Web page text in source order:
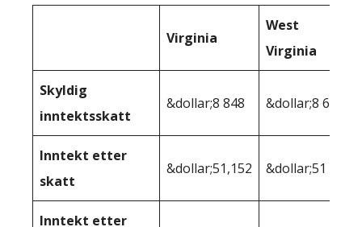
Virginia
West
Virginia
Skyldig
inntektsskatt
&dollar;8 848 &dollar;8 623
Inntekt etter
skatt
&dollar;51,152 &dollar;51 377
Inntekt etter